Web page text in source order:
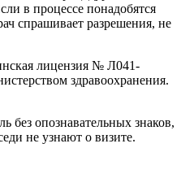
в процессе понадобятся
спрашивает разрешения, не
лицензия № Л041-
здравоохранения.
без опознавательных знаков,
не узнают о визите.